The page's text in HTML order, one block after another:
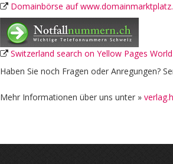
Domainbörse auf
Switzerland search on Yellow Pages World
Haben Sie noch Fragen oder Anregungen?
Mehr Informationen über uns unter »